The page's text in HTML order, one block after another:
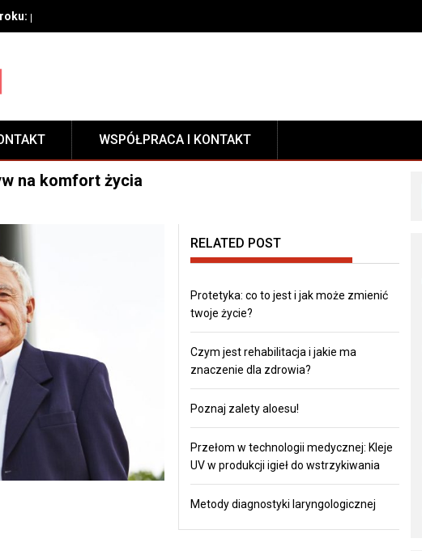
przygotowanie, techniki aplikacji i pielęgnacja zabezpieczenia
WSPÓŁPRACA I KONTAKT
na komfort życia
RELATED POST
Protetyka: co to jest i jak może zmienić
twoje życie?
Czym jest rehabilitacja i jakie ma
znaczenie dla zdrowia?
Poznaj zalety aloesu!
Przełom w technologii medycznej: Kleje
UV w produkcji igieł do wstrzykiwania
Metody diagnostyki laryngologicznej